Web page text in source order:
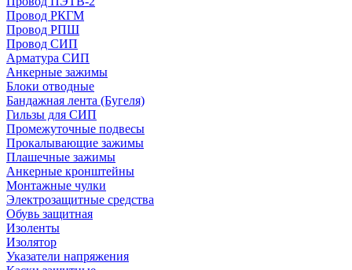
Провод РКГМ
Провод РПШ
Провод СИП
Арматура СИП
Анкерные зажимы
Блоки отводные
Бандажная лента (Бугеля)
Гильзы для СИП
Промежуточные подвесы
Прокалывающие зажимы
Плашечные зажимы
Анкерные кронштейны
Монтажные чулки
Электрозащитные средства
Обувь защитная
Изоленты
Изолятор
Указатели напряжения